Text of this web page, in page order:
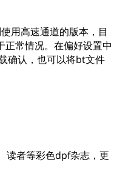
用高速通道的版本，目
正常情况。在偏好设置中
确认，也可以将bt文件
读者等彩色dpf杂志，更